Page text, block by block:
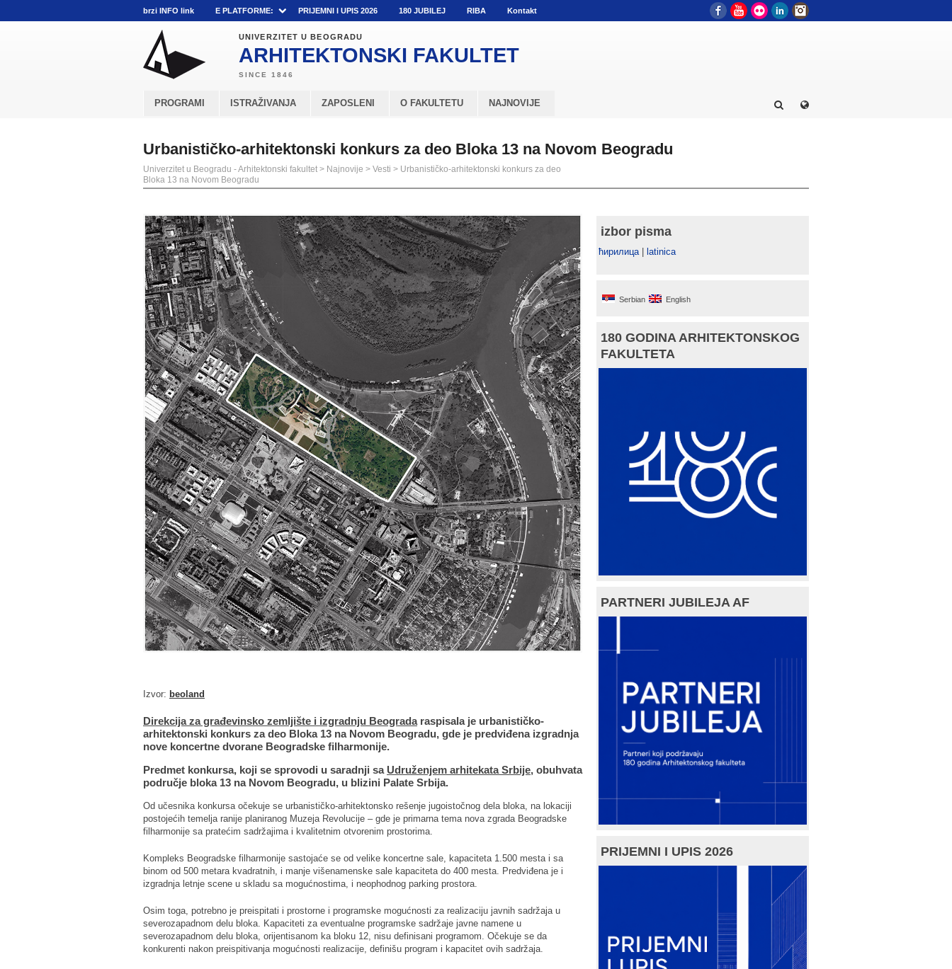
brzi INFO link E PLATFORME: PRIJEMNI I UPIS 2026 180 JUBILEJ RIBA Kontakt FacebookYouTube
Flickr LinkedIn
UNIVERZITET U BEOGRADU
ARHITEKTONSKI FAKULTET
PROGRAMI ISTRAŽIVANJA ZAPOSLENI O FAKULTETU NAJNOVIJE
Urbanističko-arhitektonski konkurs za deo Bloka 13 na Novom Beogradu
Univerzitet u Beogradu - Arhitektonski fakultet > Najnovije > Vesti > Urbanističko-arhitektonski konkurs za deo
Bloka 13 na Novom Beogradu
Izvor: beoland
Direkcija za građevinsko zemljište i izgradnju Beogradaraspisala je urbanističko-
arhitektonski konkurs za deo Bloka 13 na Novom Beogradu, gde je predviđena izgradnja
nove koncertne dvorane Beogradske filharmonije.
Predmet konkursa, koji se sprovodi u saradnji sa Udruženjem arhitekata Srbije, obuhvata
područje bloka 13 na Novom Beogradu, u blizini Palate Srbija.
Od učesnika konkursa očekuje se urbanističko-arhitektonsko rešenje jugoistočnog dela bloka, na lokaciji
postojećih temelja ranije planiranog Muzeja Revolucije – gde je primarna tema nova zgrada Beogradske
filharmonije sa pratećim sadržajima i kvalitetnim otvorenim prostorima.
Kompleks Beogradske filharmonije sastojaće se od velike koncertne sale, kapaciteta 1.500 mesta i sa
binom od 500 metara kvadratnih, i manje višenamenske sale kapaciteta do 400 mesta. Predviđena je i
izgradnja letnje scene u skladu sa mogućnostima, i neophodnog parking prostora.
Osim toga, potrebno je preispitati i prostorne i programske mogućnosti za realizaciju javnih sadržaja u
severozapadnom delu bloka. Kapaciteti za eventualne programske sadržaje javne namene u
severozapadnom delu bloka, orijentisanom ka bloku 12, nisu definisani programom. Očekuje se da
konkurenti nakon preispitivanja mogućnosti realizacije, definišu program i kapacitet ovih sadržaja.
izbor pisma
ћирилица| latinica
Serbian English
180 GODINA ARHITEKTONSKOG
FAKULTETA
PARTNERI JUBILEJA AF
PRIJEMNI I UPIS 2026